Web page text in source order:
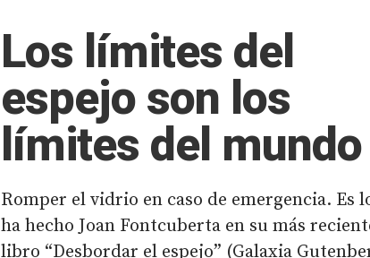
Los límites del
espejo son los
límites del mundo
Romper el vidrio en caso de emergencia. Es
ha hecho Joan Fontcuberta en su más
libro “Desbordar el espejo” (Galaxia